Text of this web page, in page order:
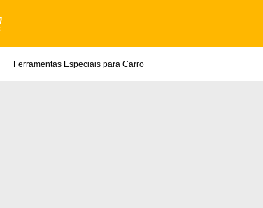
Ferramentas Especiais para Carro